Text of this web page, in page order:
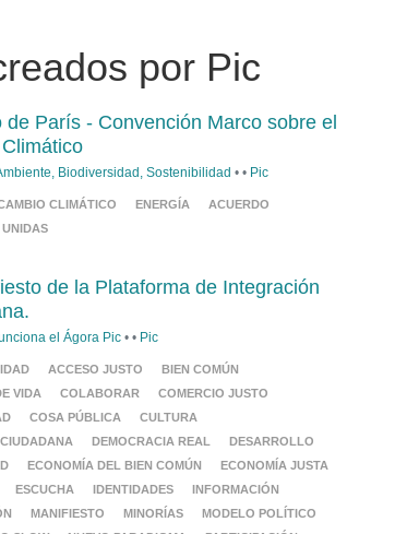
por Pic
de París - Convención Marco sobre el
Biodiversidad, Sostenibilidad •
CLIMÁTICO ENERGÍA
ACUERDO
• Pic
de la Plataforma de Integración
el Ágora Pic •
ACCESO JUSTO
BIEN COMÚN
VIDA
COLABORAR
COMERCIO JUSTO
COSA PÚBLICA
CULTURA
DEMOCRACIA REAL
DESARROLLO
ECONOMÍA DEL BIEN COMÚN
ECONOMÍA JUSTA
ESCUCHA IDENTIDADES
INFORMACIÓN
MANIFIESTO MINORÍAS
MODELO POLÍTICO
• Pic